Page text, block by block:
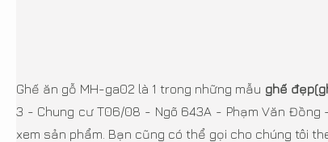
Ghế ăn gỗ MH-ga02 là 1 trong những mẫu ghế
3 - Chung cư T06/08 - Ngõ 643A - Phạm Văn
xem sản phẩm. Bạn cũng có thể gọi cho chúng tôi